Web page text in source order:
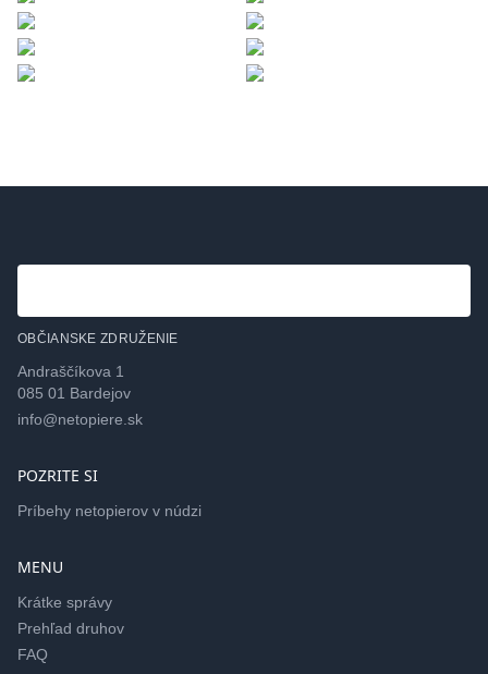
OBČIANSKE ZDRUŽENIE
Andraščíkova 1
085 01 Bardejov
info@netopiere.sk
POZRITE SI
Príbehy netopierov v núdzi
MENU
Krátke správy
Prehľad druhov
FAQ